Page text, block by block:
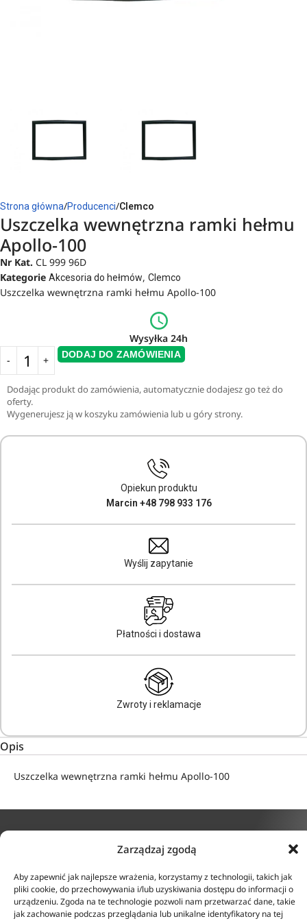
Zarządzaj zgodą
Aby zapewnić jak najlepsze wrażenia, korzystamy z technologii, takich jak
pliki cookie, do przechowywania i/lub uzyskiwania dostępu do informacji o
urządzeniu. Zgoda na te technologie pozwoli nam przetwarzać dane, takie
jak zachowanie podczas przeglądania lub unikalne identyfikatory na tej
Strona główna Producenci Clemco
Uszczelka wewnętrzna ramki hełmu
Apollo-100
Nr Kat. CL 999 96D
Kategorie Akcesoria do hełmów, Clemco
Uszczelka wewnętrzna ramki hełmu Apollo-100
Wysyłka 24h
DODAJ DO ZAMÓWIENIA
Dodając produkt do zamówienia, automatycznie dodajesz go też do
oferty.
Wygenerujesz ją w koszyku zamówienia lub u góry strony.
Opiekun produktu
Marcin +48 798 933 176
Wyślij zapytanie
Płatności i dostawa
Zwroty i reklamacje
Opis
Uszczelka wewnętrzna ramki hełmu Apollo-100
ul. Tarcice 11, 80-718
Gdańsk
+48 58 342 24 15
INFORMACJE
O firmie
Regulamin
Polityka prywatności